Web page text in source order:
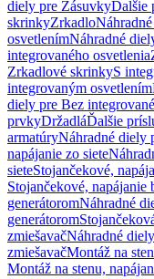
diely pre ZásuvkyĎalšie
skrinkyZrkadlo
osvetlenímNáhradné
integrovaného osvetlenia
Zrkadlové skrinkyS
integrovaným osvetlením
diely pre Bez
prvkyDržadláĎalšie
armatúryNáhradné diely
napájanie zo siete
sieteStojančekové,
Stojančekové, napájanie
generátoromNáhradné
generátorom
zmiešavačNáhradné
zmiešavačMontáž na
Montáž na stenu,